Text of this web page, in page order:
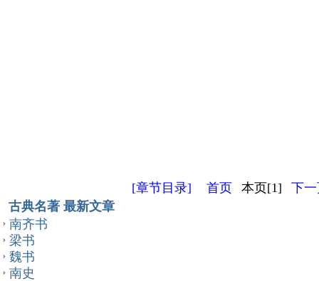
[章节目录] 首页 本页[1]
下
古典名著 最新文章
南齐书
梁书
魏书
南史